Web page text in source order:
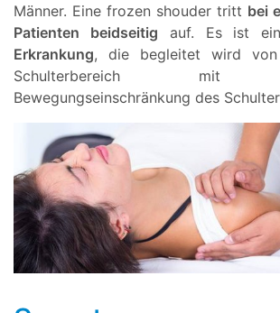
Männer. Eine frozen shouder tritt bei
Patienten beidseitig auf. Es ist
Erkrankung, die begleitet wird von
Schulterbereich mit
Bewegungseinschränkung des